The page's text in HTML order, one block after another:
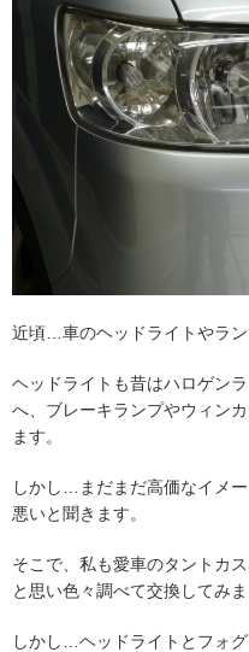
近頃…車のヘッドライトやラン
ヘッドライトも昔はハロゲン
へ、ブレーキランプやウィン
ます。
しかし…まだまだ高価なイメ
悪いと聞きます。
そこで、私も愛車のタントカ
と思い色々調べて交換してみま
しかし…ヘッドライトとフォ